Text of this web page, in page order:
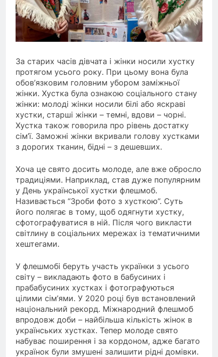
За старих часів дівчата і жінки носили хустку
протягом усього року. При цьому вона була
обов’язковим головним убором заміжньої
жінки. Хустка була ознакою соціального стану
жінки: молоді жінки носили білі або яскраві
хустки, старші жінки – темні, вдови – чорні.
Хустка також говорила про рівень достатку
сім’ї. Заможні жінки вкривали голову хустками
з дорогих тканин, бідні – з дешевших.
Хоча це свято досить молоде, але вже обросло
традиціями. Наприклад, став дуже популярним
у День української хустки флешмоб.
Називається “Зроби фото з хусткою”. Суть
його полягає в тому, щоб одягнути хустку,
сфотографуватися в ній. Після чого викласти
світлину в соціальних мережах із тематичними
хештегами.
У флешмобі беруть участь українки з усього
світу – викладають фото в бабусиних і
прабабусиних хустках і фотографуються
цілими сім’ями. У 2020 році був встановлений
національний рекорд. Міжнародний флешмоб
впродовж доби – найбільша кількість жінок в
українських хустках. Тепер молоде свято
набуває поширення і за кордоном, адже багато
українок були змушені залишити рідні домівки.